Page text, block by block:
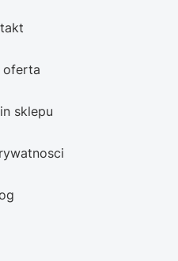
oferta
sklepu